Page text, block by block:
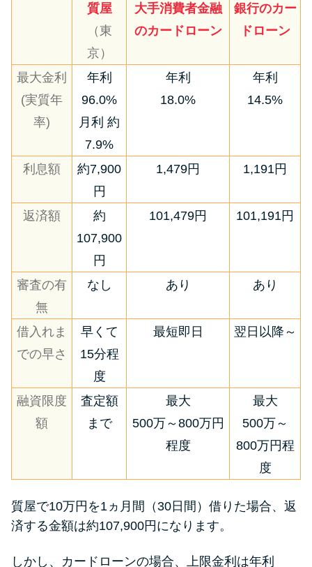
質屋
（東
京）
大手消費者金融
のカードローン
銀行のカー
ドローン
最大金利
(実質年
率)
年利
96.0%
月利 約
7.9%
年利
18.0%
年利
14.5%
利息額
約7,900
円
1,479円 1,191円
返済額
約
107,900
円
101,479円 101,191円
審査の有
無
なし あり あり
借入れま
での早さ
早くて
15分程
度
最短即日 翌日以降～
融資限度
額
査定額
まで
最大
500万～800万円
程度
最大
500万～
800万円程
度
質屋で10万円を1ヵ月間（30日間）借りた場合、返
済する金額は約107,900円になります。
しかし、カードローンの場合、上限金利は年利